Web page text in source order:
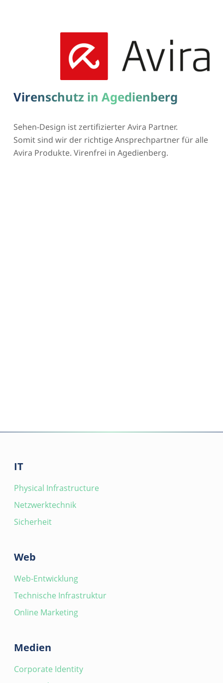
Virenschutz in Agedienberg
Sehen-Design ist zertifizierter Avira Partner.
Somit sind wir der richtige Ansprechpartner für alle
Avira Produkte. Virenfrei in Agedienberg.
IT
Physical Infrastructure
Netzwerktechnik
Sicherheit
Web
Web-Entwicklung
Technische Infrastruktur
Online Marketing
Medien
Corporate Identity